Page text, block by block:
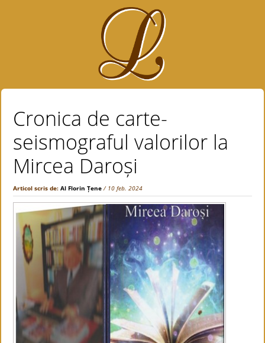
Cronica de carte-
seismograful valorilor la
Mircea Daroși
Articol scris de:Al Florin Țene / 10 feb. 2024